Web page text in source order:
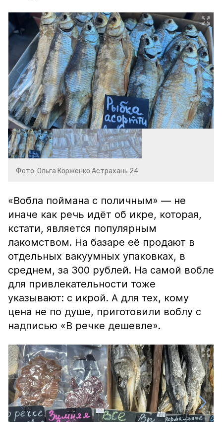
Фото: Ольга Корженко Астрахань 24
«Вобла поймана с поличным» — не
иначе как речь идёт об икре, которая,
кстати, является популярным
лакомством. На базаре её продают в
отдельных вакуумных упаковках, в
среднем, за 300 рублей. На самой вобле
для привлекательности тоже
указывают: с икрой. А для тех, кому
цена не по душе, приготовили воблу с
надписью «В речке дешевле».